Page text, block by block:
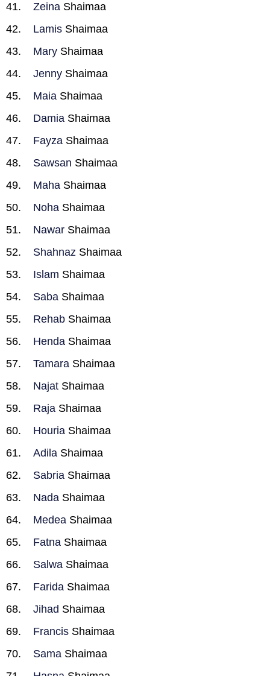
Zeina Shaimaa
Lamis Shaimaa
Mary Shaimaa
Jenny Shaimaa
Maia Shaimaa
Damia Shaimaa
Fayza Shaimaa
Sawsan Shaimaa
Maha Shaimaa
Noha Shaimaa
Nawar Shaimaa
Shahnaz Shaimaa
Islam Shaimaa
Saba Shaimaa
Rehab Shaimaa
Henda Shaimaa
Tamara Shaimaa
Najat Shaimaa
Raja Shaimaa
Houria Shaimaa
Adila Shaimaa
Sabria Shaimaa
Nada Shaimaa
Medea Shaimaa
Fatna Shaimaa
Salwa Shaimaa
Farida Shaimaa
Jihad Shaimaa
Francis Shaimaa
Sama Shaimaa